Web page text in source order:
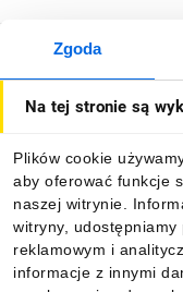
Zgoda
Na tej stronie są
Plików cookie
aby oferować funkcje
naszej witrynie.
witryny, udostępniamy
reklamowym i
informacje z innymi
O firmie
Informacje